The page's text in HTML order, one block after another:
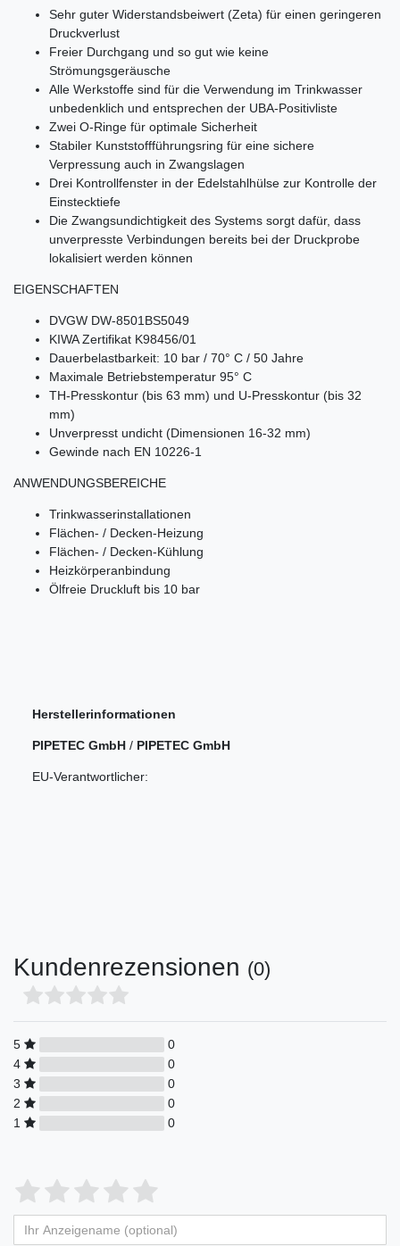
Sehr guter Widerstandsbeiwert (Zeta) für einen geringeren
Druckverlust
Freier Durchgang und so gut wie keine
Strömungsgeräusche
Alle Werkstoffe sind für die Verwendung im Trinkwasser
unbedenklich und entsprechen der UBA-Positivliste
Zwei O-Ringe für optimale Sicherheit
Stabiler Kunststoffführungsring für eine sichere
Verpressung auch in Zwangslagen
Drei Kontrollfenster in der Edelstahlhülse zur Kontrolle der
Einstecktiefe
Die Zwangsundichtigkeit des Systems sorgt dafür, dass
unverpresste Verbindungen bereits bei der Druckprobe
lokalisiert werden können
EIGENSCHAFTEN
DVGW DW-8501BS5049
KIWA Zertifikat K98456/01
Dauerbelastbarkeit: 10 bar / 70° C / 50 Jahre
Maximale Betriebstemperatur 95° C
TH-Presskontur (bis 63 mm) und U-Presskontur (bis 32
mm)
Unverpresst undicht (Dimensionen 16-32 mm)
Gewinde nach EN 10226-1
ANWENDUNGSBEREICHE
Trinkwasserinstallationen
Flächen- / Decken-Heizung
Flächen- / Decken-Kühlung
Heizkörperanbindung
Ölfreie Druckluft bis 10 bar
Herstellerinformationen
PIPETEC GmbH / PIPETEC GmbH
EU-Verantwortlicher:
Kundenrezensionen (0)
5
0
4
0
3
0
2
0
1
0
Bewertungssterne
von
4
von
3
von
2
von
1
von